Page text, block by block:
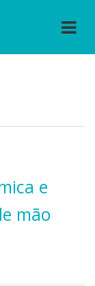
e
mão